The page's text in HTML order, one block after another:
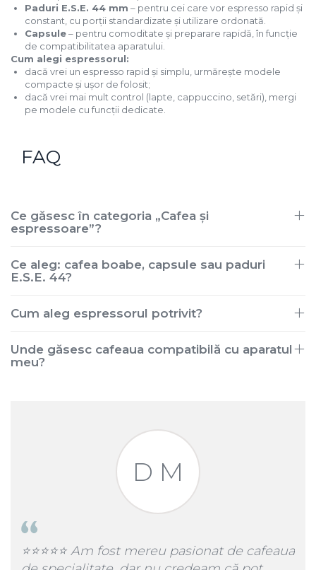
Paduri E.S.E. 44 mm – pentru cei care vor espresso rapid și
constant, cu porții standardizate și utilizare ordonată.
Capsule– pentru comoditate și preparare rapidă, în funcție
de compatibilitatea aparatului.
Cum alegi espressorul:
dacă vrei un espresso rapid și simplu, urmărește modele
compacte și ușor de folosit;
dacă vrei mai mult control (lapte, cappuccino, setări), mergi
pe modele cu funcții dedicate.
FAQ
Ce găsesc în categoria „Cafea și
espressoare”?
Ce aleg: cafea boabe, capsule sau paduri
E.S.E. 44?
Cum aleg espressorul potrivit?
Unde găsesc cafeaua compatibilă cu aparatul
meu?
D M
⭐️⭐️⭐️⭐️⭐️ Am fost mereu pasionat de cafeaua